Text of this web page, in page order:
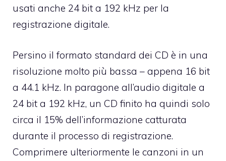
usati anche 24 bit a 192 kHz per la
registrazione digitale.
Persino il formato standard dei CD è in una
risoluzione molto più bassa – appena 16 bit
a 44.1 kHz. In paragone all’audio digitale a
24 bit a 192 kHz, un CD finito ha quindi solo
circa il 15% dell’informazione catturata
durante il processo di registrazione.
Comprimere ulteriormente le canzoni in un